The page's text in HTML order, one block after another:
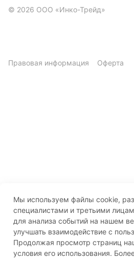
© 2026 ООО «Инко-Трейд»
Правовая информация Оферта
Мы используем файлы cookie,
специалистами и третьими
для анализа событий на нашем
улучшать взаимодействие с
Продолжая просмотр страниц
условия его использования.